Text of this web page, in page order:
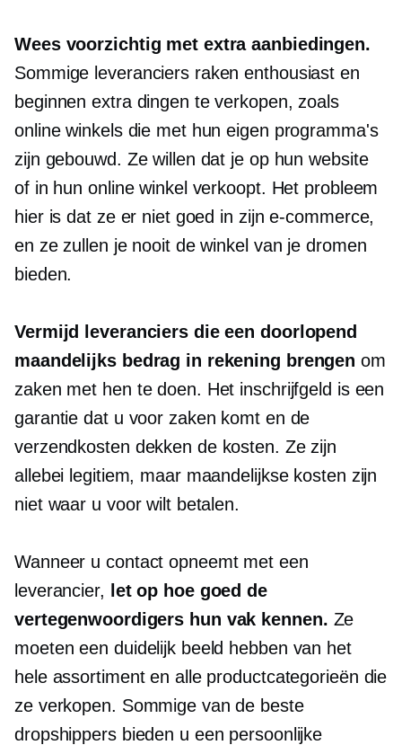
Wees voorzichtig met extra aanbiedingen.
Sommige leveranciers raken enthousiast en
beginnen extra dingen te verkopen, zoals
online winkels die met hun eigen programma's
zijn gebouwd. Ze willen dat je op hun website
of in hun online winkel verkoopt. Het probleem
hier is dat ze er niet goed in zijne-commerce,
en ze zullen je nooit de winkel van je dromen
bieden.
Vermijd leveranciers die een doorlopend
maandelijks bedrag in rekening brengen om
zaken met hen te doen. Het inschrijfgeld is een
garantie dat u voor zaken komt en de
verzendkosten dekken de kosten. Ze zijn
allebei legitiem, maar maandelijkse kosten zijn
niet waar u voor wilt betalen.
Wanneer u contact opneemt met een
leverancier,
let op hoe goed de
vertegenwoordigers hun vak kennen. Ze
moeten een duidelijk beeld hebben van het
hele assortiment en alle productcategorieën die
ze verkopen. Sommige van de beste
dropshippers bieden u een persoonlijke